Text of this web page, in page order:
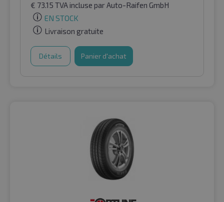
€ 73.15 TVA incluse par Auto-Raifen GmbH
EN STOCK
Livraison gratuite
Détails Panier d'achat